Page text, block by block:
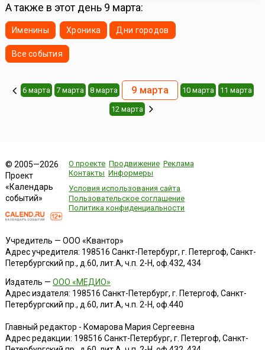
столичной территории, АСТ (англ. Au...
А также в этот день 9 марта:
Именины Хроника Дни городов
Все события
6 марта 7 марта 8 марта 9 марта 10 марта 11 марта
12 марта
© 2005—2026
Проект
«Календарь
событий»
О проекте Продвижение Реклама
Контакты Информеры
Условия использования сайта
Пользовательское соглашение
Политика конфиденциальности
Учредитель — ООО «Квантор»
Адрес учредителя: 198516 Санкт-Петербург, г. Петергоф, Санкт-
Петербургский пр., д.60, лит.А, ч.п. 2-Н, оф.432, 434
Издатель — ООО «МЕДИО»
Адрес издателя: 198516 Санкт-Петербург, г. Петергоф, Санкт-
Петербургский пр., д.60, лит.А, ч.п. 2-Н, оф.440
Главный редактор - Комарова Мария Сергеевна
Адрес редакции: 198516 Санкт-Петербург, г. Петергоф, Санкт-